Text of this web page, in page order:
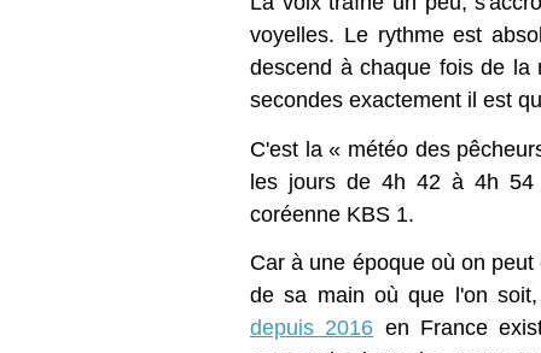
voyelles. Le rythme est
descend à chaque fois de la
secondes exactement il est
C'est la « météo des
les jours de 4h 42 à 4h 54
coréenne KBS 1.
Car à une époque où on
de sa main où que l'on
depuis 2016 en France